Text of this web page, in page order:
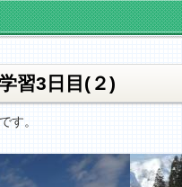
習3日目(２)
す。